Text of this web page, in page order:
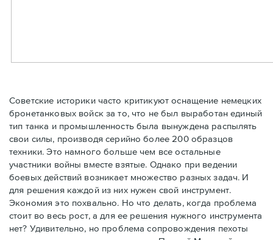
Советские историки часто критикуют оснащение немецких
бронетанковых войск за то, что не был выработан единый
тип танка и промышленность была вынуждена распылять
свои силы, производя серийно более 200 образцов
техники. Это намного больше чем все остальные
участники войны вместе взятые. Однако при ведении
боевых действий возникает множество разных задач. И
для решения каждой из них нужен свой инструмент.
Экономия это похвально. Но что делать, когда проблема
стоит во весь рост, а для ее решения нужного инструмента
нет? Удивительно, но проблема сопровождения пехоты